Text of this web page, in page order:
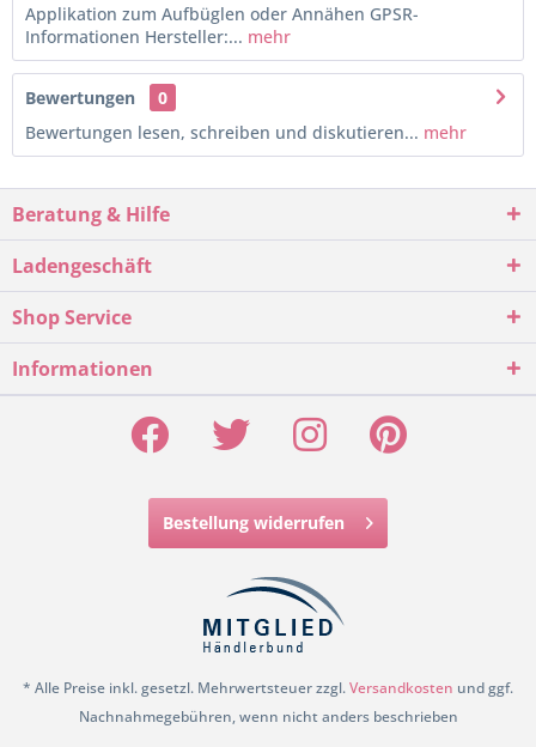
Applikation zum Aufbüglen oder Annähen GPSR-
Informationen Hersteller:... mehr
Bewertungen
0
Bewertungen lesen, schreiben und diskutieren... mehr
Beratung & Hilfe
Ladengeschäft
Shop Service
Informationen
Bestellung widerrufen
* Alle Preise inkl. gesetzl. Mehrwertsteuer zzgl.Versandkosten und ggf.
Nachnahmegebühren, wenn nicht anders beschrieben